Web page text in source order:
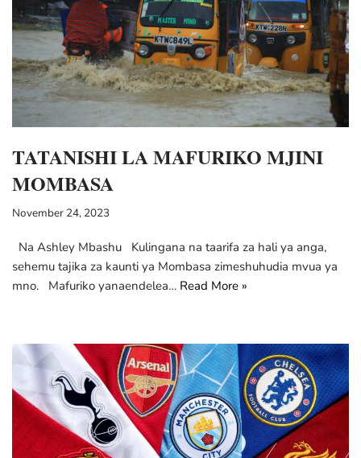
TATANISHI LA MAFURIKO MJINI
MOMBASA
November 24, 2023
Na Ashley Mbashu Kulingana na taarifa za hali ya anga,
sehemu tajika za kaunti ya Mombasa zimeshuhudia mvua ya
mno. Mafuriko yanaendelea… Read More »